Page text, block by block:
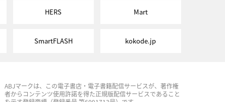
HERS Mart
SmartFLASH kokode.jp
ABJマークは、この電子書店・電子書籍配信サービスが、著作権
者からコンテンツ使用許諾を得た正規版配信サービスであること